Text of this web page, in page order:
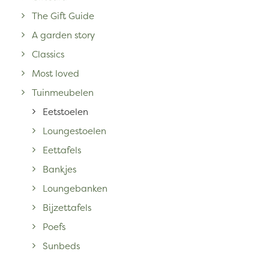
The Gift Guide
A garden story
Classics
Most loved
Tuinmeubelen
Eetstoelen
Loungestoelen
Eettafels
Bankjes
Loungebanken
Bijzettafels
Poefs
Sunbeds